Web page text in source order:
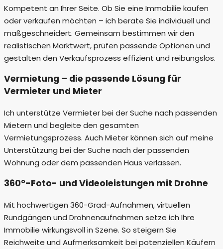
Kompetent an Ihrer Seite. Ob Sie eine Immobilie kaufen
oder verkaufen möchten – ich berate Sie individuell und
maßgeschneidert. Gemeinsam bestimmen wir den
realistischen Marktwert, prüfen passende Optionen und
gestalten den Verkaufsprozess effizient und reibungslos.
Vermietung – die passende Lösung für
Vermieter und Mieter
Ich unterstütze Vermieter bei der Suche nach passenden
Mietern und begleite den gesamten
Vermietungsprozess. Auch Mieter können sich auf meine
Unterstützung bei der Suche nach der passenden
Wohnung oder dem passenden Haus verlassen.
360°-Foto- und Videoleistungen mit Drohne
Mit hochwertigen 360-Grad-Aufnahmen, virtuellen
Rundgängen und Drohnenaufnahmen setze ich Ihre
Immobilie wirkungsvoll in Szene. So steigern Sie
Reichweite und Aufmerksamkeit bei potenziellen Käufern